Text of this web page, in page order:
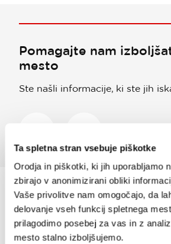
Ta spletna stran vsebuje piškotke
Orodja in piškotki, ki jih uporabljamo
zbirajo v anonimizirani obliki
Vaše privolitve nam omogočajo, da
delovanje vseh funkcij spletnega
prilagodimo posebej za vas in z
mesto stalno izboljšujemo.
Pomagajte nam
mesto
Ste našli informacije, ki ste jih
Prijavi se nae-